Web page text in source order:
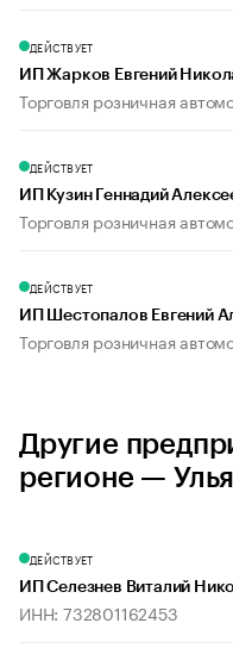
ДЕЙСТВУЕТ
ИП Жарков Евгений
Торговля розничная
ДЕЙСТВУЕТ
ИП Кузин Геннадий
Торговля розничная
ДЕЙСТВУЕТ
ИП Шестопалов Евгений
Торговля розничная
Другие
регионе —
ДЕЙСТВУЕТ
ИП Селезнев Виталий
ИНН: 732801162453